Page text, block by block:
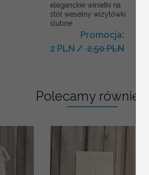
eleganckie winietki na
stół weselny wizytówki
ślubne
Promocja:
2 PLN /2.50 PLN
Polecamy również: